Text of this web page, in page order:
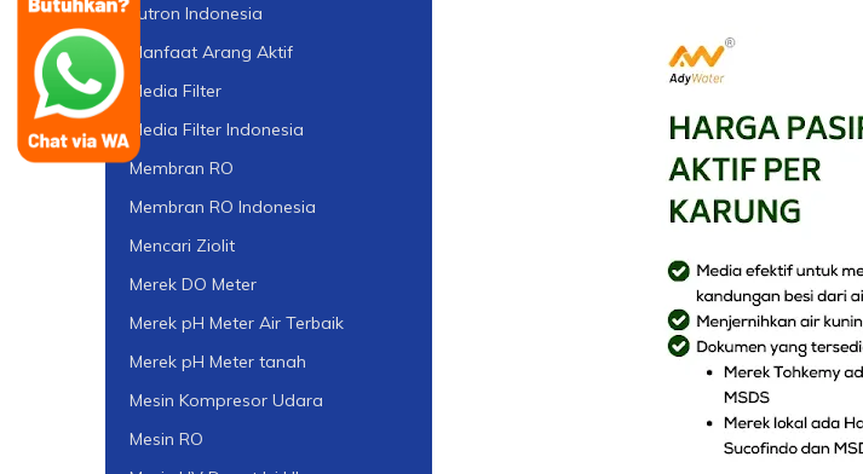
Lutron Indonesia
Manfaat Arang Aktif
Media Filter
Media Filter Indonesia
Membran RO
Membran RO Indonesia
Mencari Ziolit
Merek DO Meter
Merek pH Meter Air Terbaik
Merek pH Meter tanah
Mesin Kompresor Udara
Mesin RO